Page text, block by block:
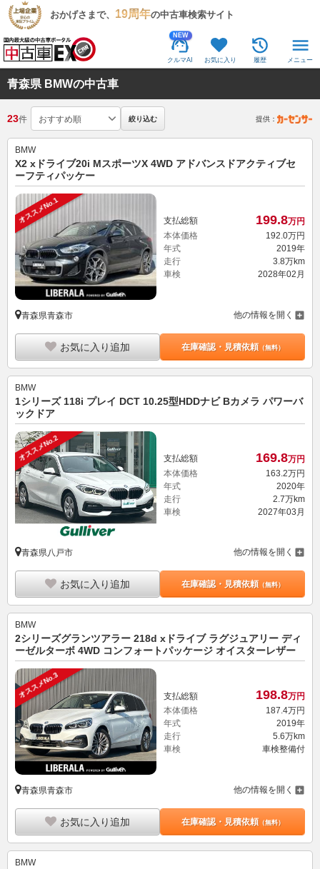
おかげさまで、 19周年の中古車検索サイト
NEW
クルマAI お気に入り 履歴 メニュー
青森県 BMWの中古車
23件 絞り込む 提供：
BMW
X2 xドライブ20i MスポーツX 4WD アドバンスドアクティブセ
ーフティパッケー
オススメNo.1 支払総額 199.8万円
本体価格
192.0万円
年式
2019年
走行
3.8万km
車検
2028年02月
青森県青森市 他の情報を開く
お気に入り追加 在庫確認・見積依頼（無料）
BMW
1シリーズ 118i プレイ DCT 10.25型HDDナビ Bカメラ パワーバ
ックドア
オススメNo.2 支払総額 169.8万円
本体価格
163. 2万円
年式
2020年
走行
2.7万km
車検
2027年03月
青森県八戸市 他の情報を開く
お気に入り追加 在庫確認・見積依頼（無料）
BMW
2シリーズグランツアラー 218d xドライブ ラグジュアリー ディ
ーゼルターボ 4WD コンフォートパッケージ オイスターレザー
オススメNo.3 支払総額 198.8万円
本体価格
187.4万円
年式
2019年
走行
5.6万km
車検
車検整備付
青森県青森市 他の情報を開く
お気に入り追加 在庫確認・見積依頼（無料）
BMW